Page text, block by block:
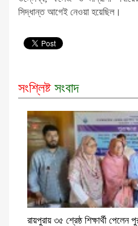
সিদ্ধান্ত আগেই নেওয়া হয়েছিল।
সংশ্লিষ্ট সংবাদ
রায়পুরায় ৩৫ শ্রেষ্ঠ শিক্ষার্থী পেলেন